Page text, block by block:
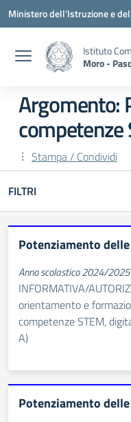
Vai ai contenuti
Vai al menu di navigazione
Vai al footer
Ministero dell'Istruzione e
Istituto
Moro -
Argomento:
competenze
Stampa / Condividi
FILTRI
Potenziamento
Anno scolastico 2024/2025
INFORMATIVA/
orientamento e
competenze STEM,
A)
Potenziamento